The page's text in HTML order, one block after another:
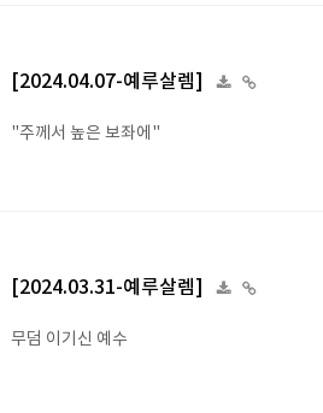
[2024.04.07-예루살렘]
"주께서 높은 보좌에"
[2024.03.31-예루살렘]
무덤 이기신 예수